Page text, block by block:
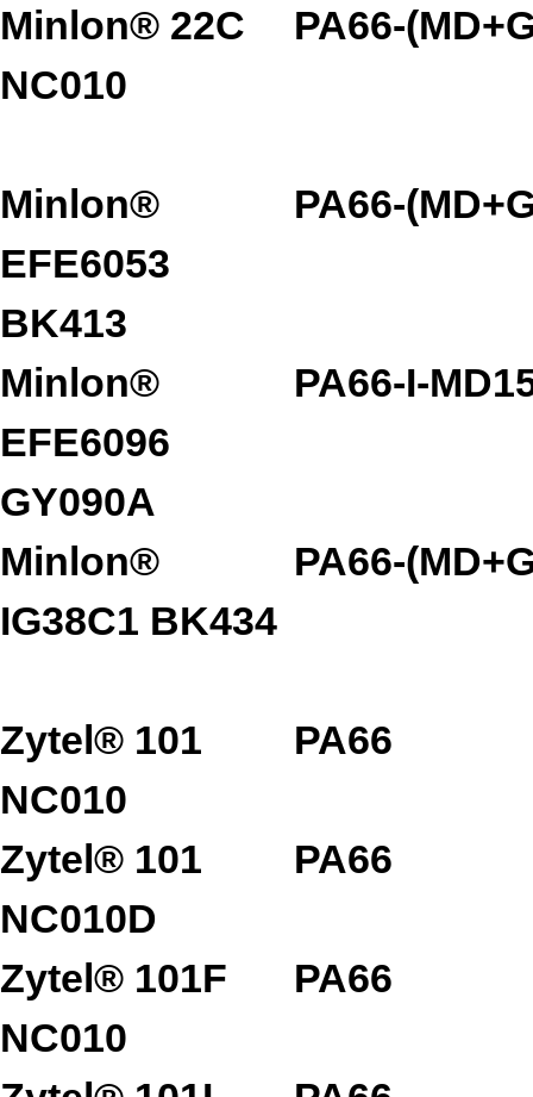
Minlon® 22C
NC010
PA66-
Minlon®
EFE6053
BK413
PA66-
Minlon®
EFE6096
GY090A
PA66-I-
Minlon®
IG38C1 BK434
PA66-
Zytel® 101
NC010
PA66
Zytel® 101
NC010D
PA66
Zytel® 101F
NC010
PA66